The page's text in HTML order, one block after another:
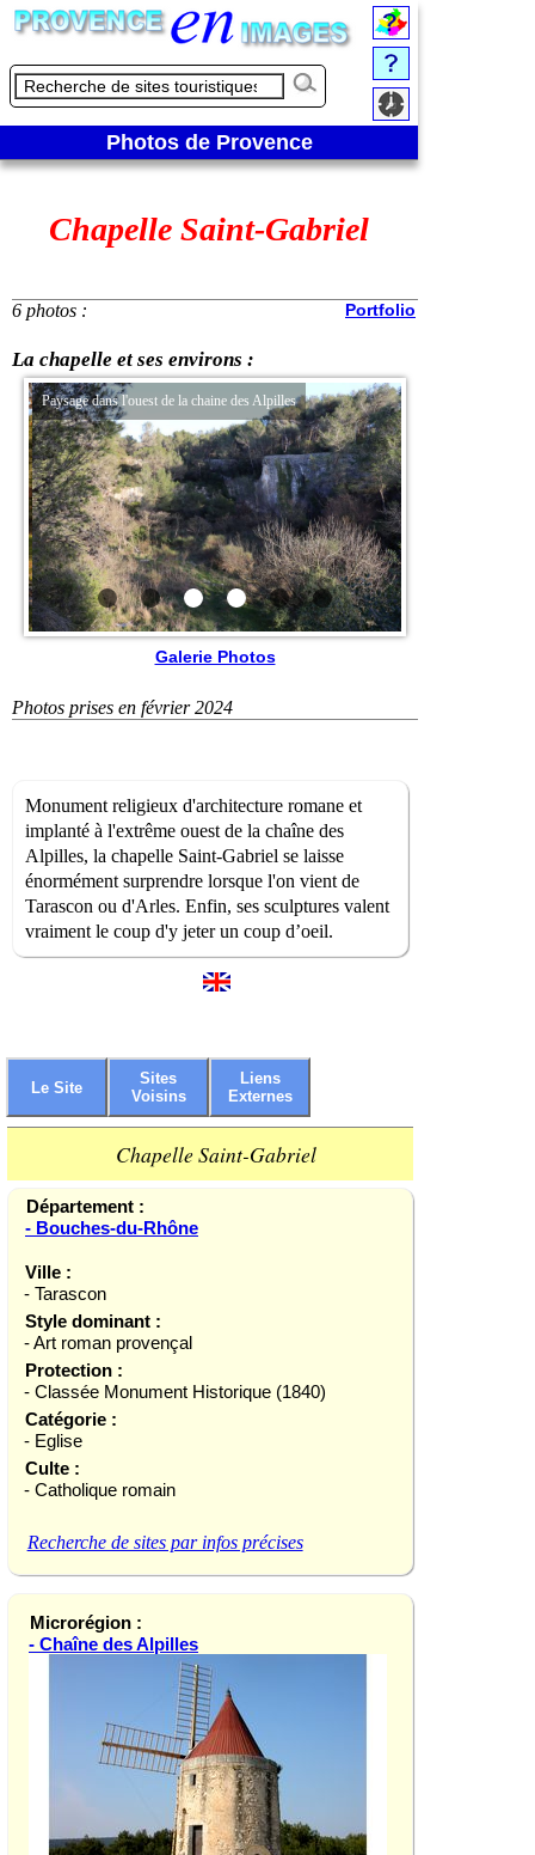
Photos de Provence
Chapelle Saint-Gabriel
6 photos : Portfolio
La chapelle et ses environs :
Paysage dans l'ouest de la chaine des Alpilles
Galerie Photos
Photos prises en février 2024
Monument religieux d'architecture romane et
implanté à l'extrême ouest de la chaîne des
Alpilles, la chapelle Saint-Gabriel se laisse
énormément surprendre lorsque l'on vient de
Tarascon ou d'Arles. Enfin, ses sculptures valent
vraiment le coup d'y jeter un coup d’oeil.
Le Site
Sites
Voisins
Liens
Externes
Chapelle Saint-Gabriel
Département :
- Bouches-du-Rhône
Ville :
- Tarascon
Style dominant :
- Art roman provençal
Protection :
- Classée Monument Historique (1840)
Catégorie :
- Eglise
Culte :
- Catholique romain
Recherche de sites par infos précises
Microrégion :
- Chaîne des Alpilles